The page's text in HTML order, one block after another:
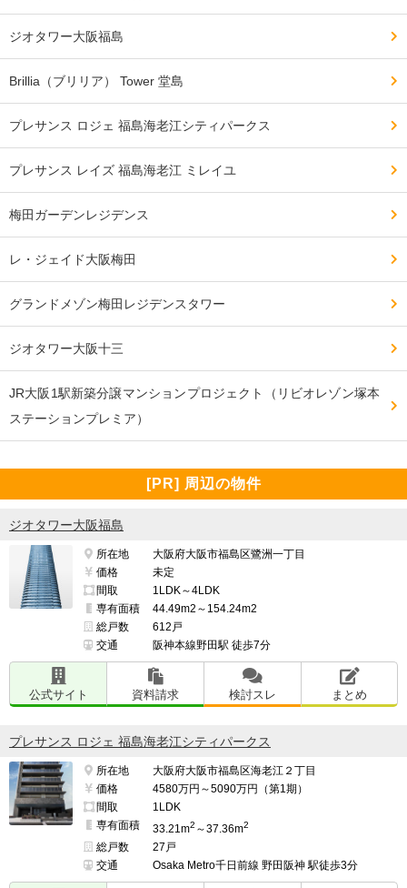
ジオタワー大阪福島
Brillia（ブリリア） Tower 堂島
プレサンス ロジェ 福島海老江シティパークス
プレサンス レイズ 福島海老江 ミレイユ
梅田ガーデンレジデンス
レ・ジェイド大阪梅田
グランドメゾン梅田レジデンスタワー
ジオタワー大阪十三
JR大阪1駅新築分譲マンションプロジェクト（リビオレゾン塚本
ステーションプレミア）
[PR] 周辺の物件
ジオタワー大阪福島
所在地
大阪府大阪市福島区鷺洲一丁目
価格
未定
間取
1LDK～4LDK
専有面積
44.49m2～154.24m2
総戸数
612戸
交通
阪神本線野田駅 徒歩7分
公式サイト 資料請求 検討スレ まとめ
プレサンス ロジェ 福島海老江シティパークス
所在地
大阪府大阪市福島区海老江２丁目
価格
4580万円～5090万円（第1期）
間取
1LDK
専有面積
33.21m2 ～37.36m2
総戸数
27戸
交通
Osaka Metro千日前線 野田阪神 駅徒歩3分